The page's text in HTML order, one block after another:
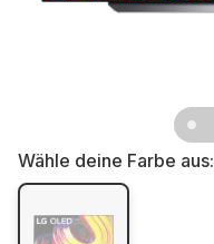
Wähle deine Farbe aus: